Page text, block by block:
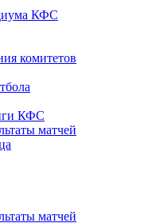
КФС
комитетов
КФС
матчей
матчей